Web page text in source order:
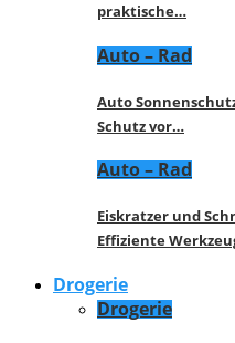
praktische…
Auto – Rad
Auto
Schutz vor…
Auto – Rad
Eiskratzer und
Effiziente
Drogerie
Drogerie